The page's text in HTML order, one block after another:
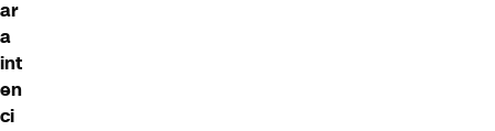
ar
a
int
en
ci